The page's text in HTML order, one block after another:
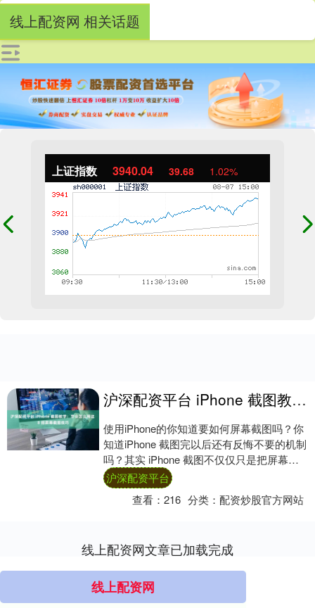
上证指数 3940.04 39.68 1.02%
线上配资网 相关话题
沪深配资平台 iPhone 截图教学：学会怎么用这 8 招屏幕截图技巧
使用iPhone的你知道要如何屏幕截图吗？你
知道iPhone 截图完以后还有反悔不要的机制
吗？其实 iPhone 截图不仅仅只是把屏幕的
画面截下来就没了这么单调....
沪深配资平台
查看：216 分类：配资炒股官方网站
线上配资网文章已加载完成
线上配资网